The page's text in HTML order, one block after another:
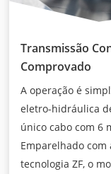
Transmissão
Comprovado
A operação é
eletro-hidráulica
único cabo com 6
Emparelhado com
tecnologia ZF, o